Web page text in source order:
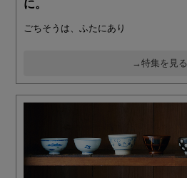
に。
ごちそうは、ふたにあり
→特集を見る